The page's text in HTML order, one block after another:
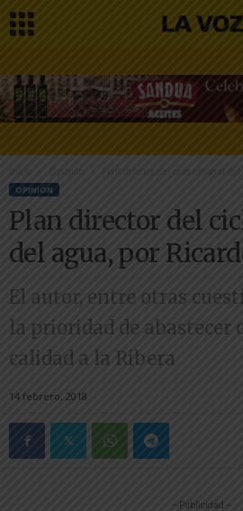
Inicio Opinión Plan director del ciclo integral del
OPINIÓN
Plan director del
del agua, por
El autor, entre otras
la prioridad de abastecer
calidad a la Ribera
14 febrero, 2018
-- Publicidad --